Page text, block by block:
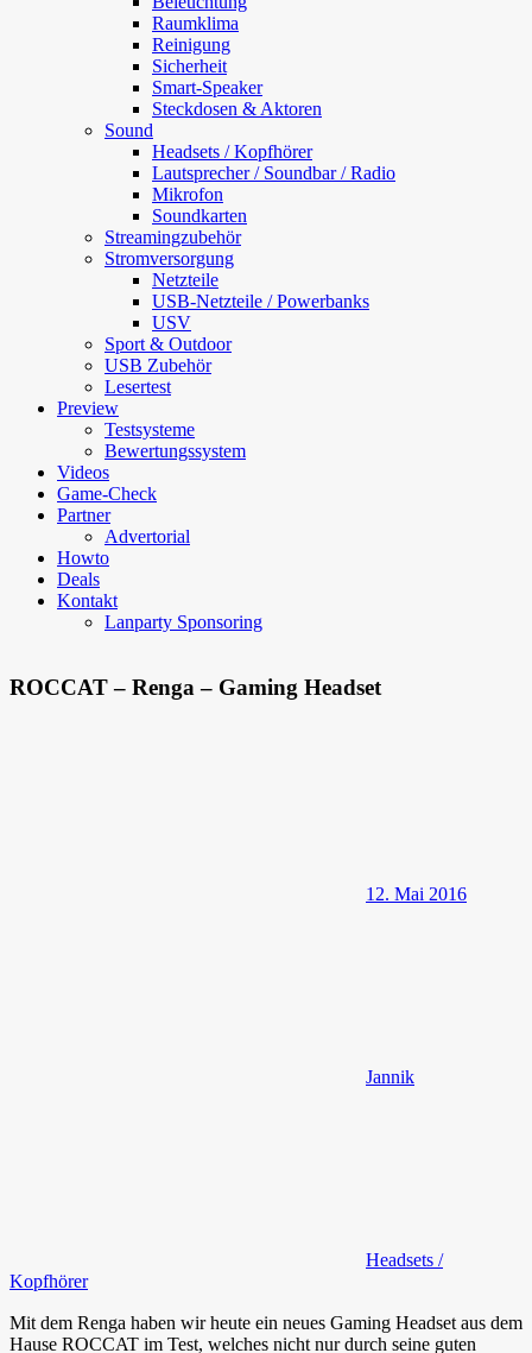
Raumklima
Reinigung
Sicherheit
Smart-Speaker
Steckdosen & Aktoren
Sound
Headsets / Kopfhörer
Lautsprecher / Soundbar / Radio
Mikrofon
Soundkarten
Streamingzubehör
Stromversorgung
Netzteile
USB-Netzteile / Powerbanks
USV
Sport & Outdoor
USB Zubehör
Lesertest
Preview
Testsysteme
Bewertungssystem
Videos
Game-Check
Partner
Advertorial
Howto
Deals
Kontakt
Lanparty Sponsoring
ROCCAT – Renga – Gaming Headset
12. Mai 2016
Jannik
Headsets /
Kopfhörer
Mit dem Renga haben wir heute ein neues Gaming Headset aus dem
Hause ROCCAT im Test, welches nicht nur durch seine guten